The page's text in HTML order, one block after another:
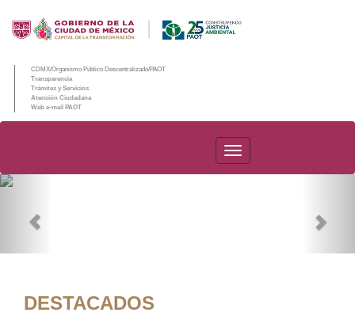
CDMX/Organismo Público Descentralizado/PAOT
Transparencia
Trámites y Servicios
Atención Ciudadana
Web e-mail PAOT
PAOT
DESTACADOS